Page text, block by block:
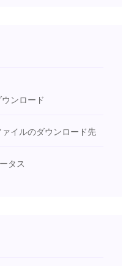
ンロード
イルのダウンロード先
タス